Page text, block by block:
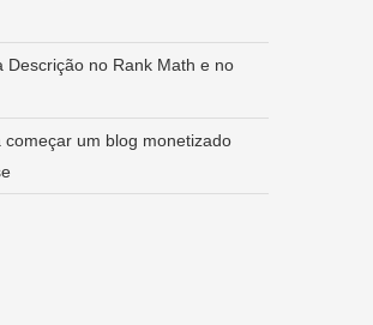
Descrição no Rank Math e no
um blog monetizado